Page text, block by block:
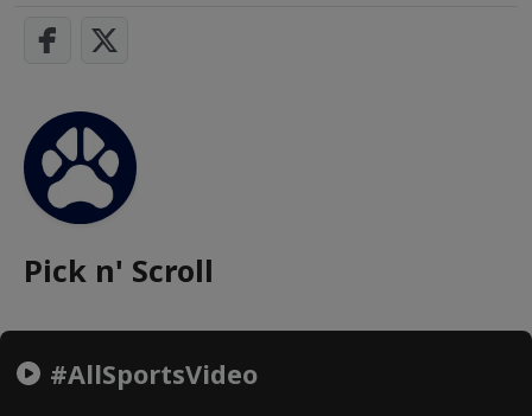
Pick n' Scroll
#AllSportsVideo